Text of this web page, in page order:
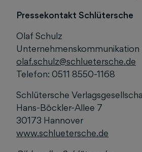
Pressekontakt Schlütersche
Olaf Schulz
Unternehmenskommunikation
olaf.schulz@schluetersche.de
Telefon: 0511 8550-1168
Schlütersche
Hans-Böckler-Allee 7
30173 Hannover
www.schluetersche.de